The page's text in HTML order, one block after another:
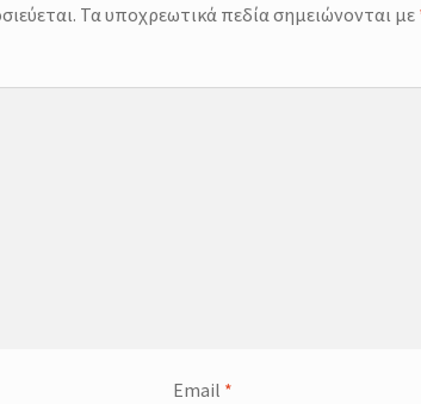
Τα υποχρεωτικά πεδία σημειώνονται με
Email *